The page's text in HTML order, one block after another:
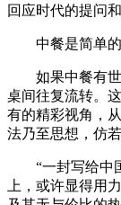
回应时代的提问和
中餐是简单
如果中餐有
桌间往复流转。
有的精彩视角，
法乃至思想，仿
“一封写给中
上，或许显得用